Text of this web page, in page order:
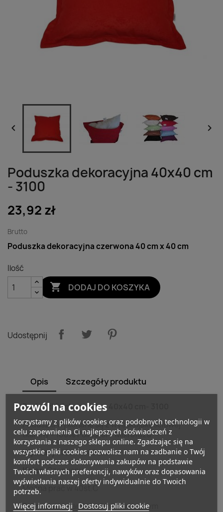
 
Poduszka dekoracyjna 40x40 cm
- 3100
23,92 zł
Brutto
Poduszka dekoracyjna czerwona 40 cm x 40 cm
Ilość
 DODAJ DO KOSZYKA
Udostępnij
Opis Szczegóły produktu
Poduszki dekoracyjne 40x40 cm- 3100
Poduszki wykonane są z wysokojakościowej
tkaniny - 100% Poliester - Mikrofaza
Wymiary:40cm x 40cm
Kolor:Czerwony
Można prać w 40st.C
Pokrowiec z zamkiem błyskawicznym
Pozwól na cookies
Korzystamy z plików cookies oraz podobnych technologii w
celu zapewnienia Ci najlepszych doświadczeń z
korzystania z naszego sklepu online. Zgadzając się na
wszystkie pliki cookies pozwolisz nam na zadbanie o Twój
komfort podczas dokonywania zakupów na podstawie
Twoich własnych preferencji, nawyków oraz dopasowania
wyświetlania naszej oferty indywidualnie do Twoich
potrzeb.
Więcej informacji Dostosuj pliki cookie